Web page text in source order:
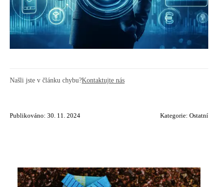
Našli jste v článku chybu?Kontaktujte nás
Publikováno: 30. 11. 2024 Kategorie: Ostatní